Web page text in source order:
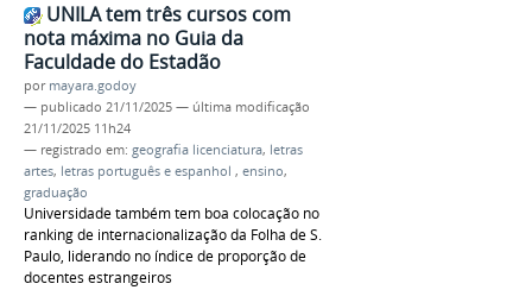
UNILA tem três cursos com
nota máxima no Guia da
Faculdade do Estadão
por mayara.godoy
— publicado 21/11/2025 — última modificação
21/11/2025 11h24
— registrado em: geografia licenciatura, letras
artes, letras português e espanhol , ensino,
graduação
Universidade também tem boa colocação no
ranking de internacionalização da Folha de S.
Paulo, liderando no índice de proporção de
docentes estrangeiros